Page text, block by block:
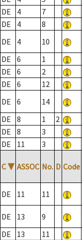
DE
4 7
DE
4 8
DE
4 10
DE
6 1
DE
6 2
DE
6 12
DE
6 14
DE
8 1 2
DE
8 3
DE
11 3
C ▼ ASSOC No. D Code
DE 11 11
DE 13 9
DE
13 11